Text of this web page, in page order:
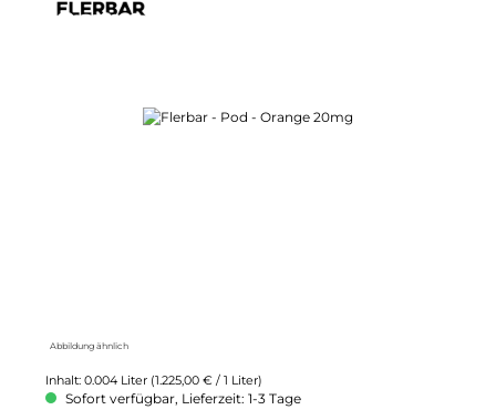
Bildergalerie überspringen
Abbildung ähnlich
Inhalt: 0.004 Liter (1.225,00 € / 1 Liter)
Sofort verfügbar, Lieferzeit: 1-3 Tage